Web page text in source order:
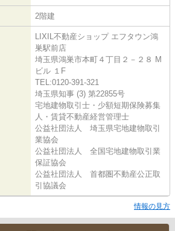
2階建
LIXIL不動産ショップ エフタウン鴻
巣駅前店
埼玉県鴻巣市本町４丁目２－２８ M
ビル １F
TEL:0120-391-321
埼玉県知事 (3) 第22855号
宅地建物取引士・少額短期保険募集
人・賃貸不動産経営管理士
公益社団法人 埼玉県宅地建物取引
業協会
公益社団法人 全国宅地建物取引業
保証協会
公益社団法人 首都圏不動産公正取
引協議会
情報の見方